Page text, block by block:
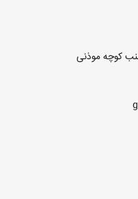
کوچه موذنی